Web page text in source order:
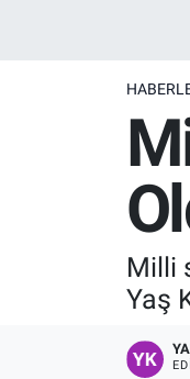
Milli
Yaş
Resmi İlanlar
Son Dakika
Uşak Haberleri